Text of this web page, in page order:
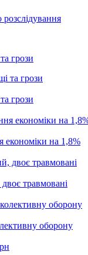
грози
грози
економіки на 1,8%
травмовані
оборону